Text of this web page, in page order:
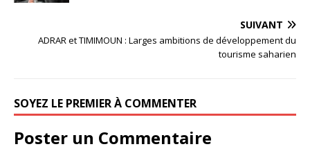
SUIVANT
ADRAR et TIMIMOUN : Larges ambitions de développement du
tourisme saharien
SOYEZ LE PREMIER À COMMENTER
Poster un Commentaire